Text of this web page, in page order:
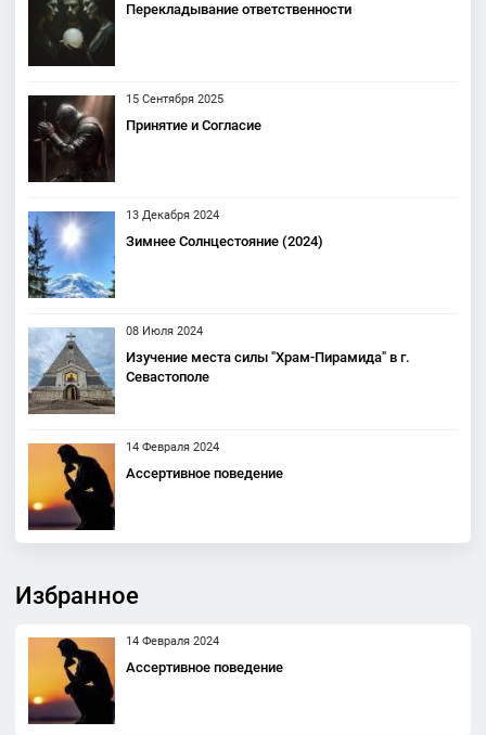
Перекладывание ответственности
15 Сентября 2025
Принятие и Согласие
13 Декабря 2024
Зимнее Солнцестояние (2024)
08 Июля 2024
Изучение места силы "Храм-Пирамида" в г.
Севастополе
14 Февраля 2024
Ассертивное поведение
Избранное
14 Февраля 2024
Ассертивное поведение